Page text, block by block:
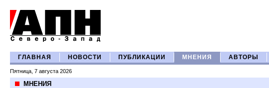
ГЛАВНАЯ НОВОСТИ ПУБЛИКАЦИИ МНЕНИЯ АВТОРЫ
Пятница, 7 августа 2026
МНЕНИЯ